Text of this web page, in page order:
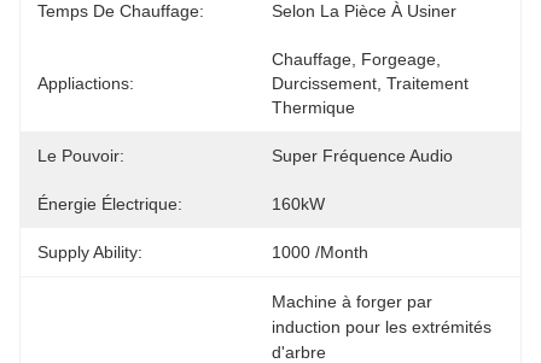
Temps De Chauffage: Selon La Pièce À Usiner
Appliactions:
Chauffage, Forgeage,
Durcissement, Traitement
Thermique
Le Pouvoir: Super Fréquence Audio
Énergie Électrique: 160kW
Supply Ability: 1000 /month
Machine à forger par
induction pour les extrémités
d'arbre